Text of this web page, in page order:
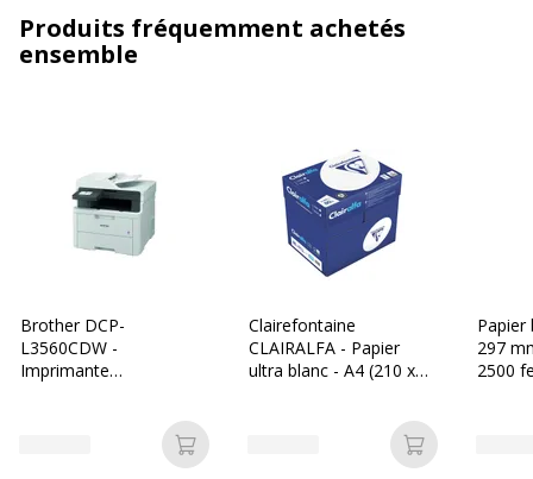
Produits fréquemment achetés
ensemble
Brother DCP-
L3560CDW -
Imprimante
Gigabit LAN, Wi-Fi(n)
Ajouter au panier
Clairefontaine
CLAIRALFA - Papier
ultra blanc - A4 (210 x
Ajouter au
Papier
297
2500